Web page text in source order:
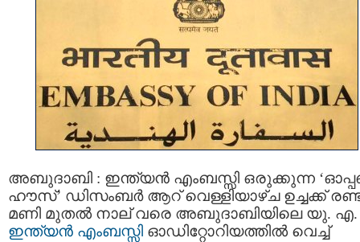
അബുദാബി : ഇന്ത്യന്‍ എംബസ്സി ഒരുക്കുന്ന
ഹൗസ്’ ഡിസംബര്‍ ആറ് വെള്ളിയാഴ്ച ഉച്ചക്ക്
മണി മുതൽ നാല് വരെ അബുദാബിയിലെ യു. എ.
ഇന്ത്യൻ എംബസ്സി ഓഡിറ്റോറിയത്തിൽ വെച്ച്